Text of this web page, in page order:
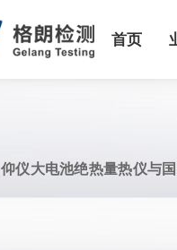
首页
仰仪大电池绝热量热仪与